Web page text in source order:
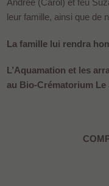
leur famille, ainsi que de
La famille lui rendra
L’Aquamation et les
au Bio-Crématorium Le